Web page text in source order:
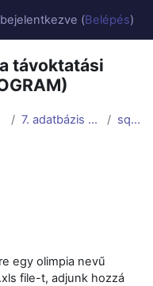
(Belépés)
távoktatási
7. adatbázis - sql alap - beágyazott lekérdezés sql alap - feladat
egy olimpia nevű
file-t, adjunk hozzá